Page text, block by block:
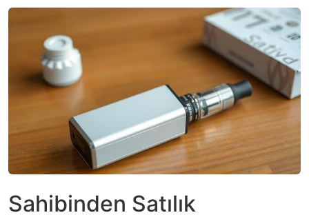
Sahibinden Satılık